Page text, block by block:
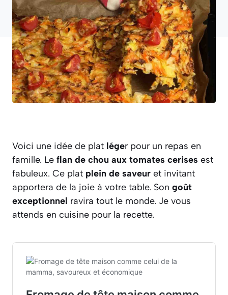
Voici une idée de plat léger pour un repas en
famille. Le flan de chou aux tomates cerises est
fabuleux. Ce plat plein de saveur et invitant
apportera de la joie à votre table. Son goût
exceptionnel ravira tout le monde. Je vous
attends en cuisine pour la recette.